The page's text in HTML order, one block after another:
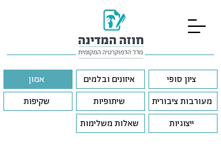
ציון סופי
מעורבות ציבורית
ייצוגיות
איזונים ובלמים
שיתופיות
שאלות משלימות
אמון
שקיפות